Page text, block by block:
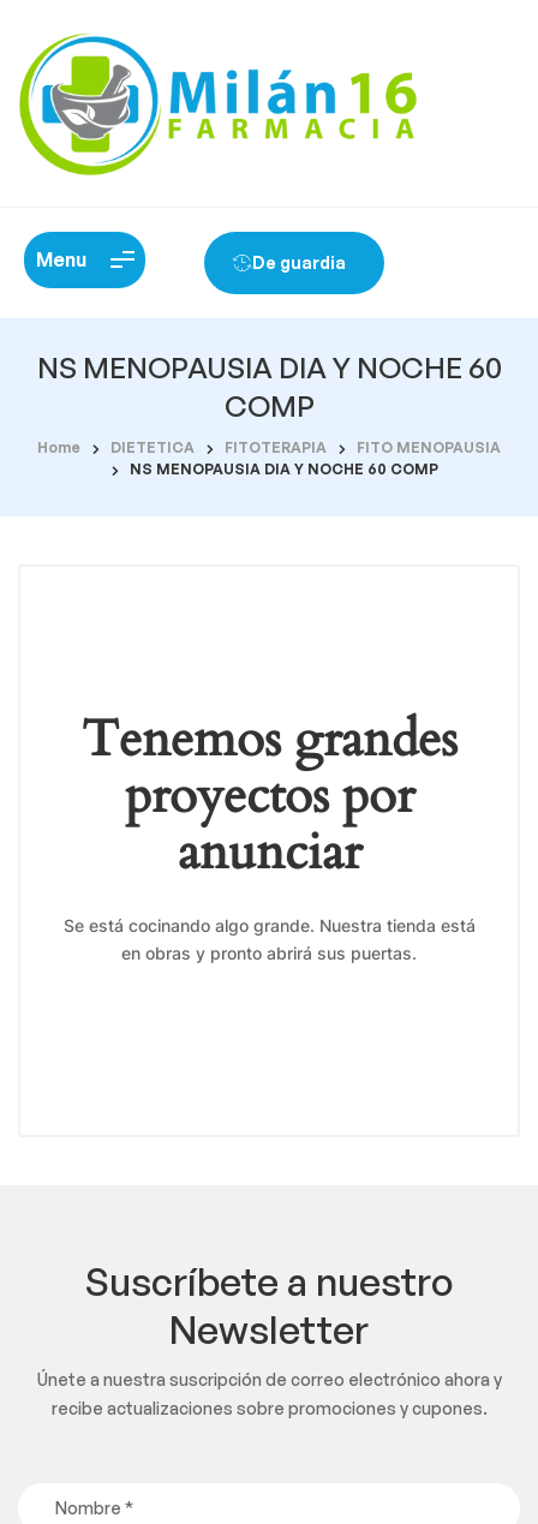
Menu De guardia
NS MENOPAUSIA DIA Y NOCHE 60
COMP
Home DIETETICA FITOTERAPIA
FITO MENOPAUSIA
NS MENOPAUSIA DIA Y NOCHE 60 COMP
Tenemos grandes
proyectos por
anunciar
Se está cocinando algo grande. Nuestra tienda está
en obras y pronto abrirá sus puertas.
Suscríbete a nuestro
Newsletter
Únete a nuestra suscripción de correo electrónico ahora y
recibe actualizaciones sobre promociones y cupones.